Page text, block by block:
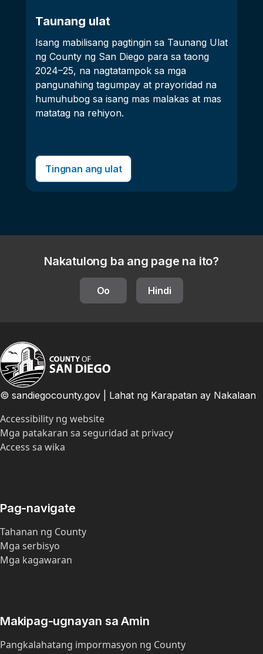
Taunang ulat
Isang mabilisang pagtingin sa Taunang Ulat
ng County ng San Diego para sa taong
2024–25, na nagtatampok sa mga
pangunahing tagumpay at prayoridad na
humuhubog sa isang mas malakas at mas
matatag na rehiyon.
Tingnan ang ulat
Nakatulong ba ang page na ito?
Oo Hindi
© sandiegocounty.gov | Lahat ng Karapatan ay Nakalaan
Accessibility ng website
Mga patakaran sa seguridad at privacy
Access sa wika
Pag-navigate
Tahanan ng County
Mga serbisyo
Mga kagawaran
Makipag-ugnayan sa Amin
Pangkalahatang impormasyon ng County